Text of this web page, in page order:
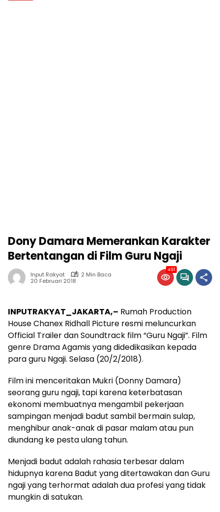
Dony Damara Memerankan Karakter
Bertentangan di Film Guru Ngaji
Input Rakyat
2 Min Baca
20 Februari 2018
491
INPUTRAKYAT_JAKARTA,– Rumah Production
House Chanex Ridhall Picture resmi meluncurkan
Official Trailer dan Soundtrack film “Guru Ngaji”. Film
genre Drama Agamis yang didedikasikan kepada
para guru Ngaji. Selasa (20/2/2018).
Film ini menceritakan Mukri (Donny Damara)
seorang guru ngaji, tapi karena keterbatasan
ekonomi membuatnya mengambil pekerjaan
sampingan menjadi badut sambil bermain sulap,
menghibur anak-anak di pasar malam atau pun
diundang ke pesta ulang tahun.
Menjadi badut adalah rahasia terbesar dalam
hidupnya karena Badut yang ditertawakan dan Guru
ngaji yang terhormat adalah dua profesi yang tidak
mungkin di satukan.